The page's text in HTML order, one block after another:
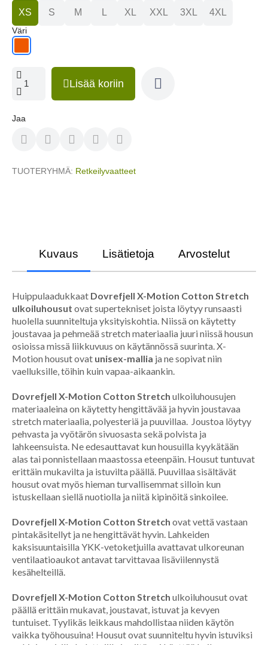
XS S M L XL XXL 3XL 4XL
Väri
Lisää koriin
Jaa
TUOTERYHMÄ Retkeilyvaatteet
Kuvaus Lisätietoja Arvostelut
Huippulaadukkaat Dovrefjell X-Motion Cotton Stretch
ulkoiluhousut ovat supertekniset joista löytyy runsaasti
huolella suunniteltuja yksityiskohtia. Niissä on käytetty
joustavaa ja pehmeää stretch materiaalia juuri niissä housun
osioissa missä liikkuvuus on käytännössä suurinta. X-
Motion housut ovat unisex-mallia ja ne sopivat niin
vaelluksille, töihin kuin vapaa-aikaankin.
Dovrefjell X-Motion Cotton Stretch ulkoiluhousujen
materiaaleina on käytetty hengittävää ja hyvin joustavaa
stretch materiaalia, polyesteriä ja puuvillaa. Joustoa löytyy
pehvasta ja vyötärön sivuosasta sekä polvista ja
lahkeensuista. Ne edesauttavat kun housuilla kyykätään
alas tai ponnistellaan maastossa eteenpäin. Housut tuntuvat
erittäin mukavilta ja istuvilta päällä. Puuvillaa sisältävät
housut ovat myös hieman turvallisemmat silloin kun
istuskellaan siellä nuotiolla ja niitä kipinöitä sinkoilee.
Dovrefjell X-Motion Cotton Stretch ovat vettä vastaan
pintakäsitellyt ja ne hengittävät hyvin. Lahkeiden
kaksisuuntaisilla YKK-vetoketjuilla avattavat ulkoreunan
ventilaatioaukot antavat tarvittavaa lisäviilennystä
kesähelteillä.
Dovrefjell X-Motion Cotton Stretch ulkoiluhousut ovat
päällä erittäin mukavat, joustavat, istuvat ja kevyen
tuntuiset. Tyylikäs leikkaus mahdollistaa niiden käytön
vaikka työhousuina! Housut ovat suunniteltu hyvin istuviksi